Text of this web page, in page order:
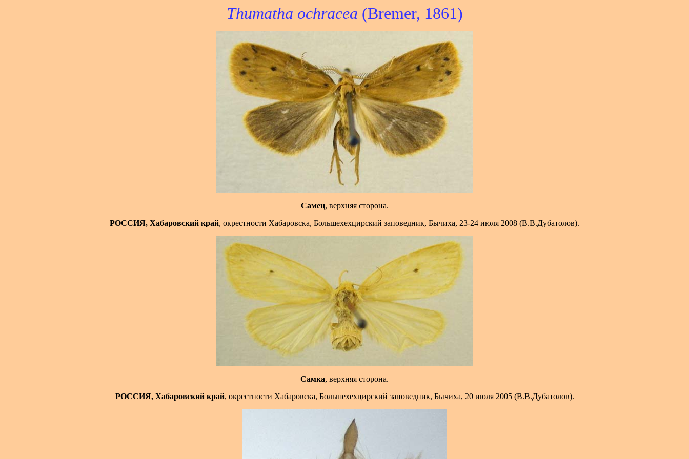
Thumatha ochracea (Bremer, 1861)
Самец, верхняя сторона.
РОССИЯ, Хабаровский край, окрестности Хабаровска, Большехехцирский заповедник, Бычиха, 23-24 июля 2008 (В.В.Дубатолов).
Самка, верхняя сторона.
РОССИЯ, Хабаровский край, окрестности Хабаровска, Большехехцирский заповедник, Бычиха, 20 июля 2005 (В.В.Дубатолов).